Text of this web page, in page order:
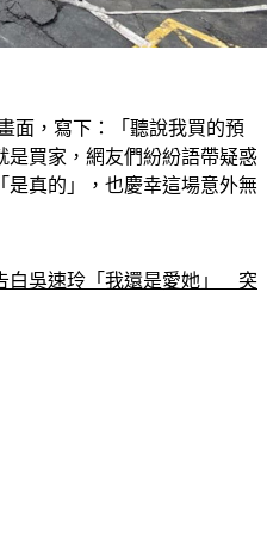
面，寫下：「聽說我買的預
是買家，網友們紛紛語帶疑惑
真的」，也慶幸這場意外無
白吳速玲「我還是愛她」　突